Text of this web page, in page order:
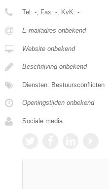
Tel: - , Fax: - , KvK: -
E-mailadres onbekend
Website onbekend
Beschrijving onbekend
Diensten: Bestuursconflicten
Openingstijden onbekend
Sociale media: